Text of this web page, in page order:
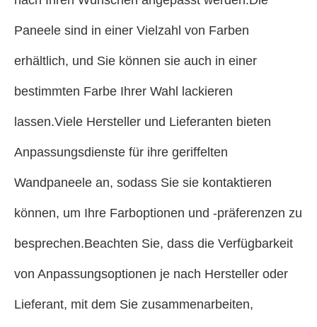
Paneele sind in einer Vielzahl von Farben
erhältlich, und Sie können sie auch in einer
bestimmten Farbe Ihrer Wahl lackieren
lassen.Viele Hersteller und Lieferanten bieten
Anpassungsdienste für ihre geriffelten
Wandpaneele an, sodass Sie sie kontaktieren
können, um Ihre Farboptionen und -präferenzen zu
besprechen.Beachten Sie, dass die Verfügbarkeit
von Anpassungsoptionen je nach Hersteller oder
Lieferant, mit dem Sie zusammenarbeiten,